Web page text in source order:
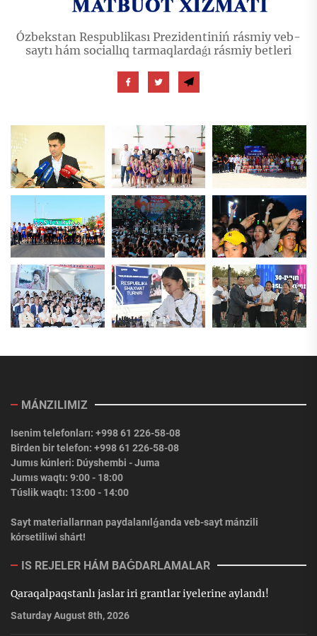
Ózbekstan Respublikası Prezidentiniń rásmiy veb-
saytı hám sociallıq tarmaqlardaǵı rásmiy betleri
MÁNZILIMIZ
Isenim telefonları: +998 61 226-58-08
Birden bir telefon: +998 61 226-58-08
Jumıs kúnleri: Dúyshembi - Juma
Jumıs waqtı: 9:00 - 18:00
Túslik waqtı: 13:00 - 14:00
Sayt materiallarınan paydalanılǵanda veb-sayt mánzili
kórsetiliwi shárt!
IS REJELER HÁM BAǴDARLAMALAR
Qaraqalpaqstanlı jaslar iri grantlar iyelerine aylandı!
Saturday August 8th, 2026